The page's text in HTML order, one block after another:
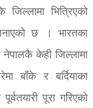
भित्रिएको
छ । भारतका
केही जिल्लामा
बाँके र बर्दियाका
पूरा गरिएको